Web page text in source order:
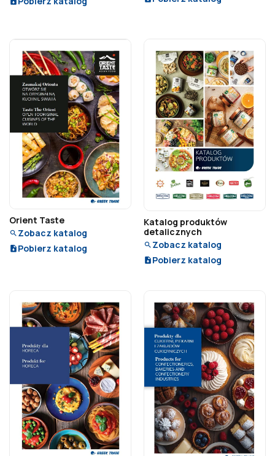
Orient Taste
Zobacz katalog
Pobierz katalog
Katalog produktów
detalicznych
Zobacz katalog
Pobierz katalog